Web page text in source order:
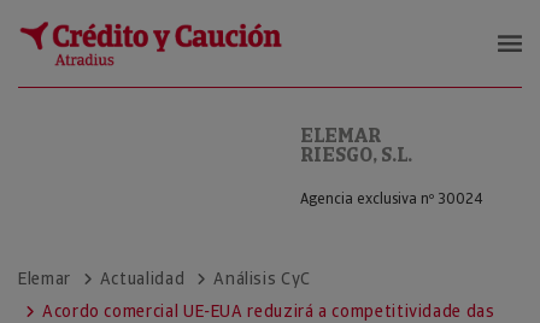
ELEMAR RIESGO, S.L.
ELEMAR
RIESGO, S.L.
Agencia exclusiva nº 30024
Elemar Actualidad
Análisis CyC
Acordo comercial UE-EUA reduzirá a competitividade das